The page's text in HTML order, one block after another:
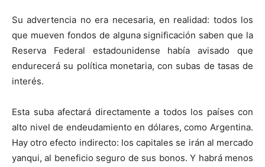
Su advertencia no era necesaria, en realidad: todos los
que mueven fondos de alguna significación saben que la
Reserva Federal estadounidense había avisado que
endurecerá su política monetaria, con subas de tasas de
interés.
Esta suba afectará directamente a todos los países con
alto nivel de endeudamiento en dólares, como Argentina.
Hay otro efecto indirecto: los capitales se irán al mercado
yanqui, al beneficio seguro de sus bonos. Y habrá menos